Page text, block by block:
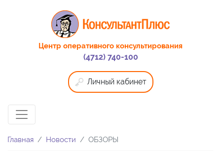
Центр оперативного консультирования
(4712) 740-100
Личный кабинет
Главная Новости ОБЗОРЫ